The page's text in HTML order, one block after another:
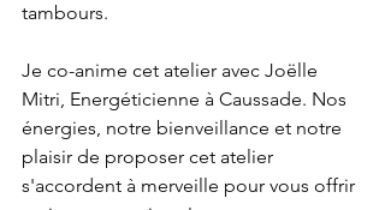
tambours.
Je co-anime cet atelier avec Joëlle
Mitri, Energéticienne à Caussade. Nos
énergies, notre bienveillance et notre
plaisir de proposer cet atelier
s'accordent à merveille pour vous offrir